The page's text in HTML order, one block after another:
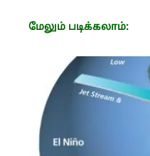
மேலும் படிக்கலாம்: